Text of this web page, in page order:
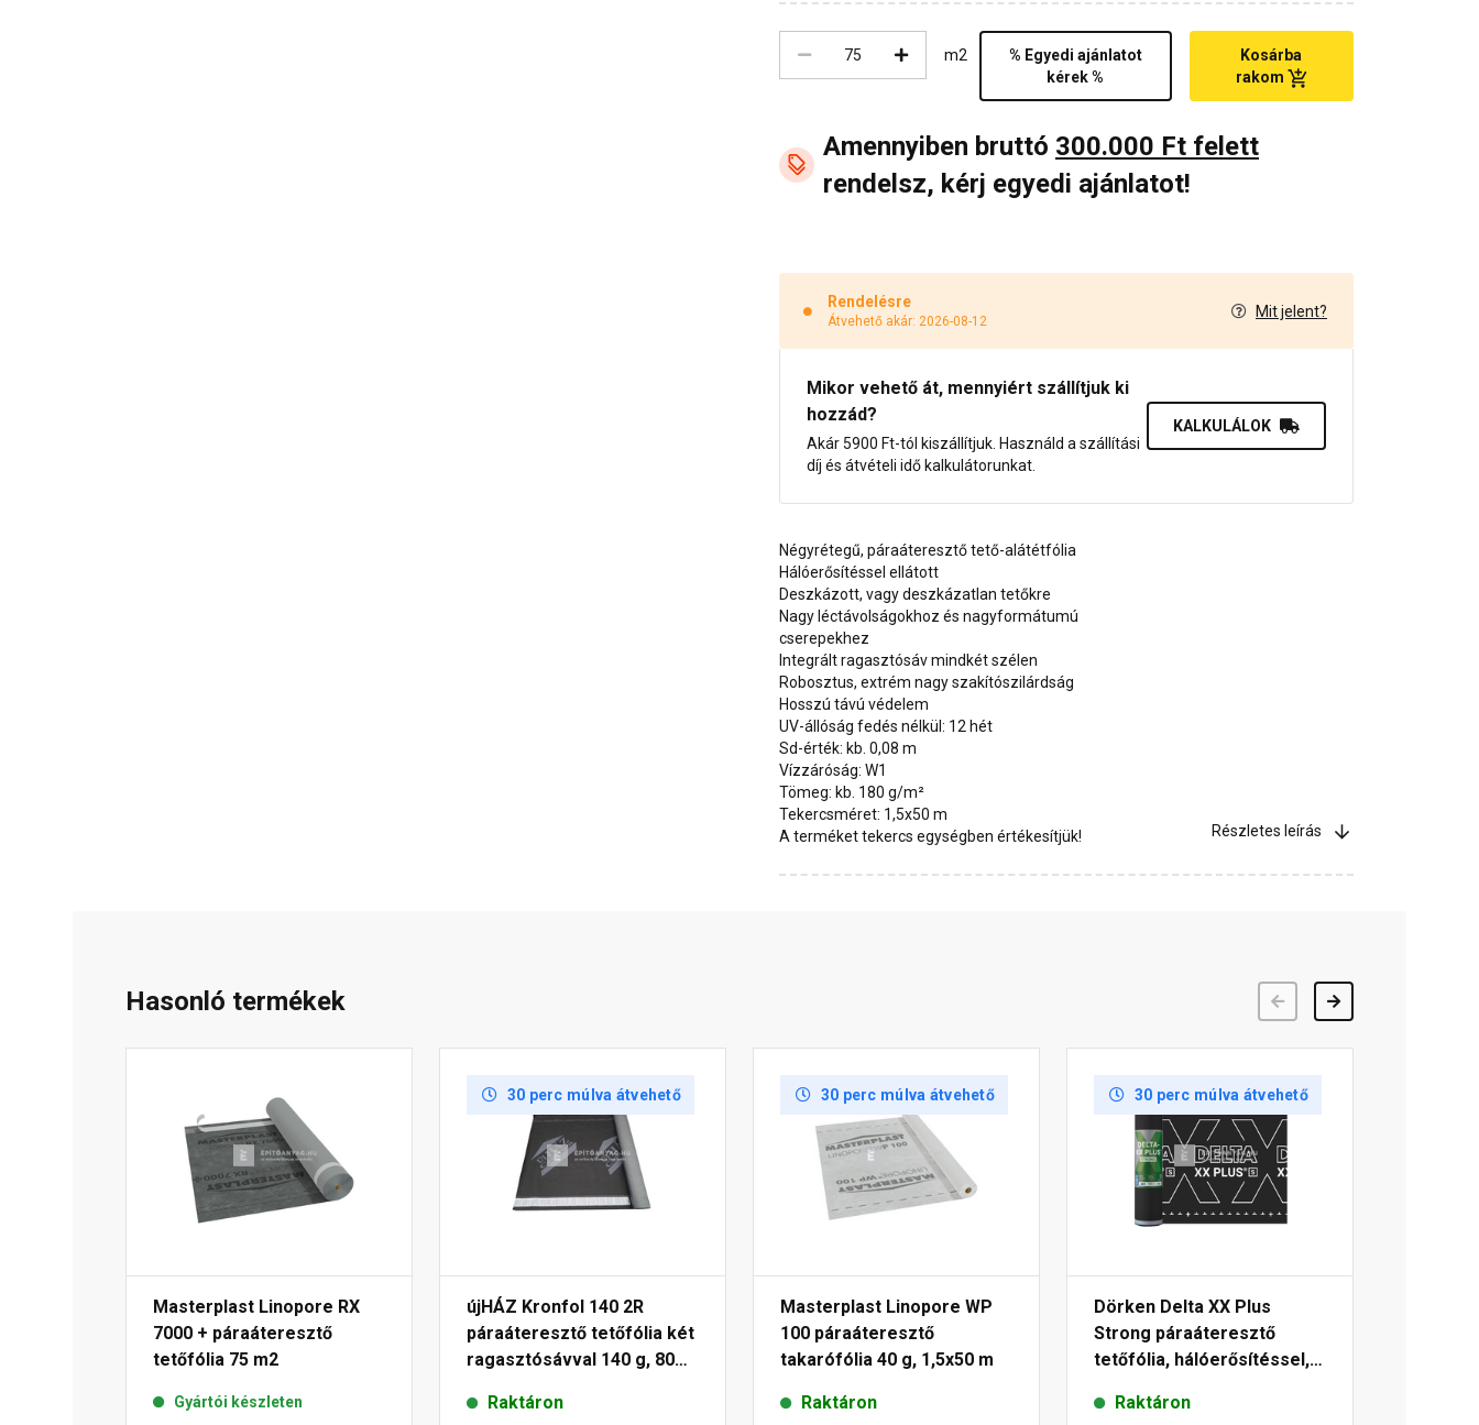
m2
% Egyedi ajánlatot
kérek %
Kosárba
rakom
Amennyiben bruttó 300.000 Ft felett
rendelsz, kérj egyedi ajánlatot!
Rendelésre
Átvehető akár: 2026-08-12
Mit jelent?
Mikor vehető át, mennyiért szállítjuk ki
hozzád?
Akár 5900 Ft-tól kiszállítjuk. Használd a szállítási
díj és átvételi idő kalkulátorunkat.
KALKULÁLOK
Négyrétegű, páraáteresztő tető-alátétfólia
Hálóerősítéssel ellátott
Deszkázott, vagy deszkázatlan tetőkre
Nagy léctávolságokhoz és nagyformátumú
cserepekhez
Integrált ragasztósáv mindkét szélen
Robosztus, extrém nagy szakítószilárdság
Hosszú távú védelem
UV-állóság fedés nélkül: 12 hét
Sd-érték: kb. 0,08 m
Vízzáróság: W1
Tömeg: kb. 180 g/m²
Tekercsméret: 1,5x50 m
A terméket tekercs egységben értékesítjük!
Részletes leírás
Hasonló termékek
Masterplast Linopore RX
7000 + páraáteresztő
tetőfólia 75 m2
Gyártói készleten
30 perc múlva átvehető
újHÁZ Kronfol 140 2R
páraáteresztő tetőfólia két
ragasztósávval 140 g, 80
Raktáron
30 perc múlva átvehető
Masterplast Linopore WP
100 páraáteresztő
takarófólia 40 g, 1,5x50 m
Raktáron
30 perc múlva átvehető
Dörken Delta XX Plus
Strong páraáteresztő
tetőfólia, hálóerősítéssel,
g/m²Raktáron